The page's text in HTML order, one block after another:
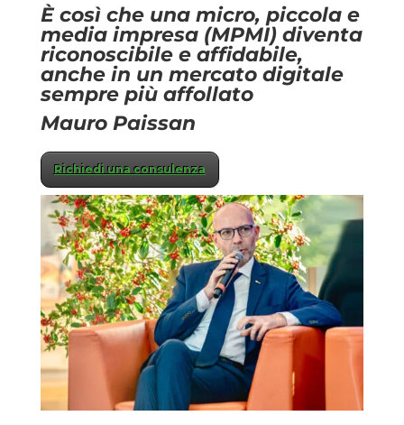
È così che una micro, piccola e
media impresa (MPMI) diventa
riconoscibile e affidabile,
anche in un mercato digitale
sempre più affollato
Mauro Paissan
Richiedi una consulenza